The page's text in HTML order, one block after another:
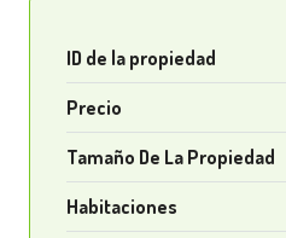
ID de la propiedad
Precio
Tamaño De La Propiedad
Habitaciones